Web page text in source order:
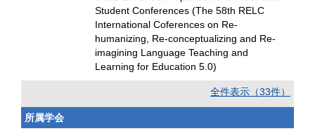
Student Conferences (The 58th RELC
International Coferences on Re-
humanizing, Re-conceptualizing and Re-
imagining Language Teaching and
Learning for Education 5.0)
全件表示（33件）
所属学会